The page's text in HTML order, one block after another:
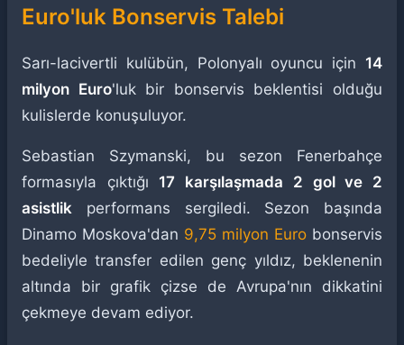
Euro'luk Bonservis Talebi
Sarı-lacivertli kulübün, Polonyalı oyuncu için 14
milyon Euro'luk bir bonservis beklentisi olduğu
kulislerde konuşuluyor.
Sebastian Szymanski, bu sezon Fenerbahçe
formasıyla çıktığı 17 karşılaşmada 2 gol ve 2
asistlik performans sergiledi. Sezon başında
Dinamo Moskova'dan 9,75 milyon Euro bonservis
bedeliyle transfer edilen genç yıldız, beklenenin
altında bir grafik çizse de Avrupa'nın dikkatini
çekmeye devam ediyor.